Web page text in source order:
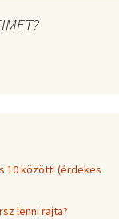
10 között! (érdekes
lenni rajta?